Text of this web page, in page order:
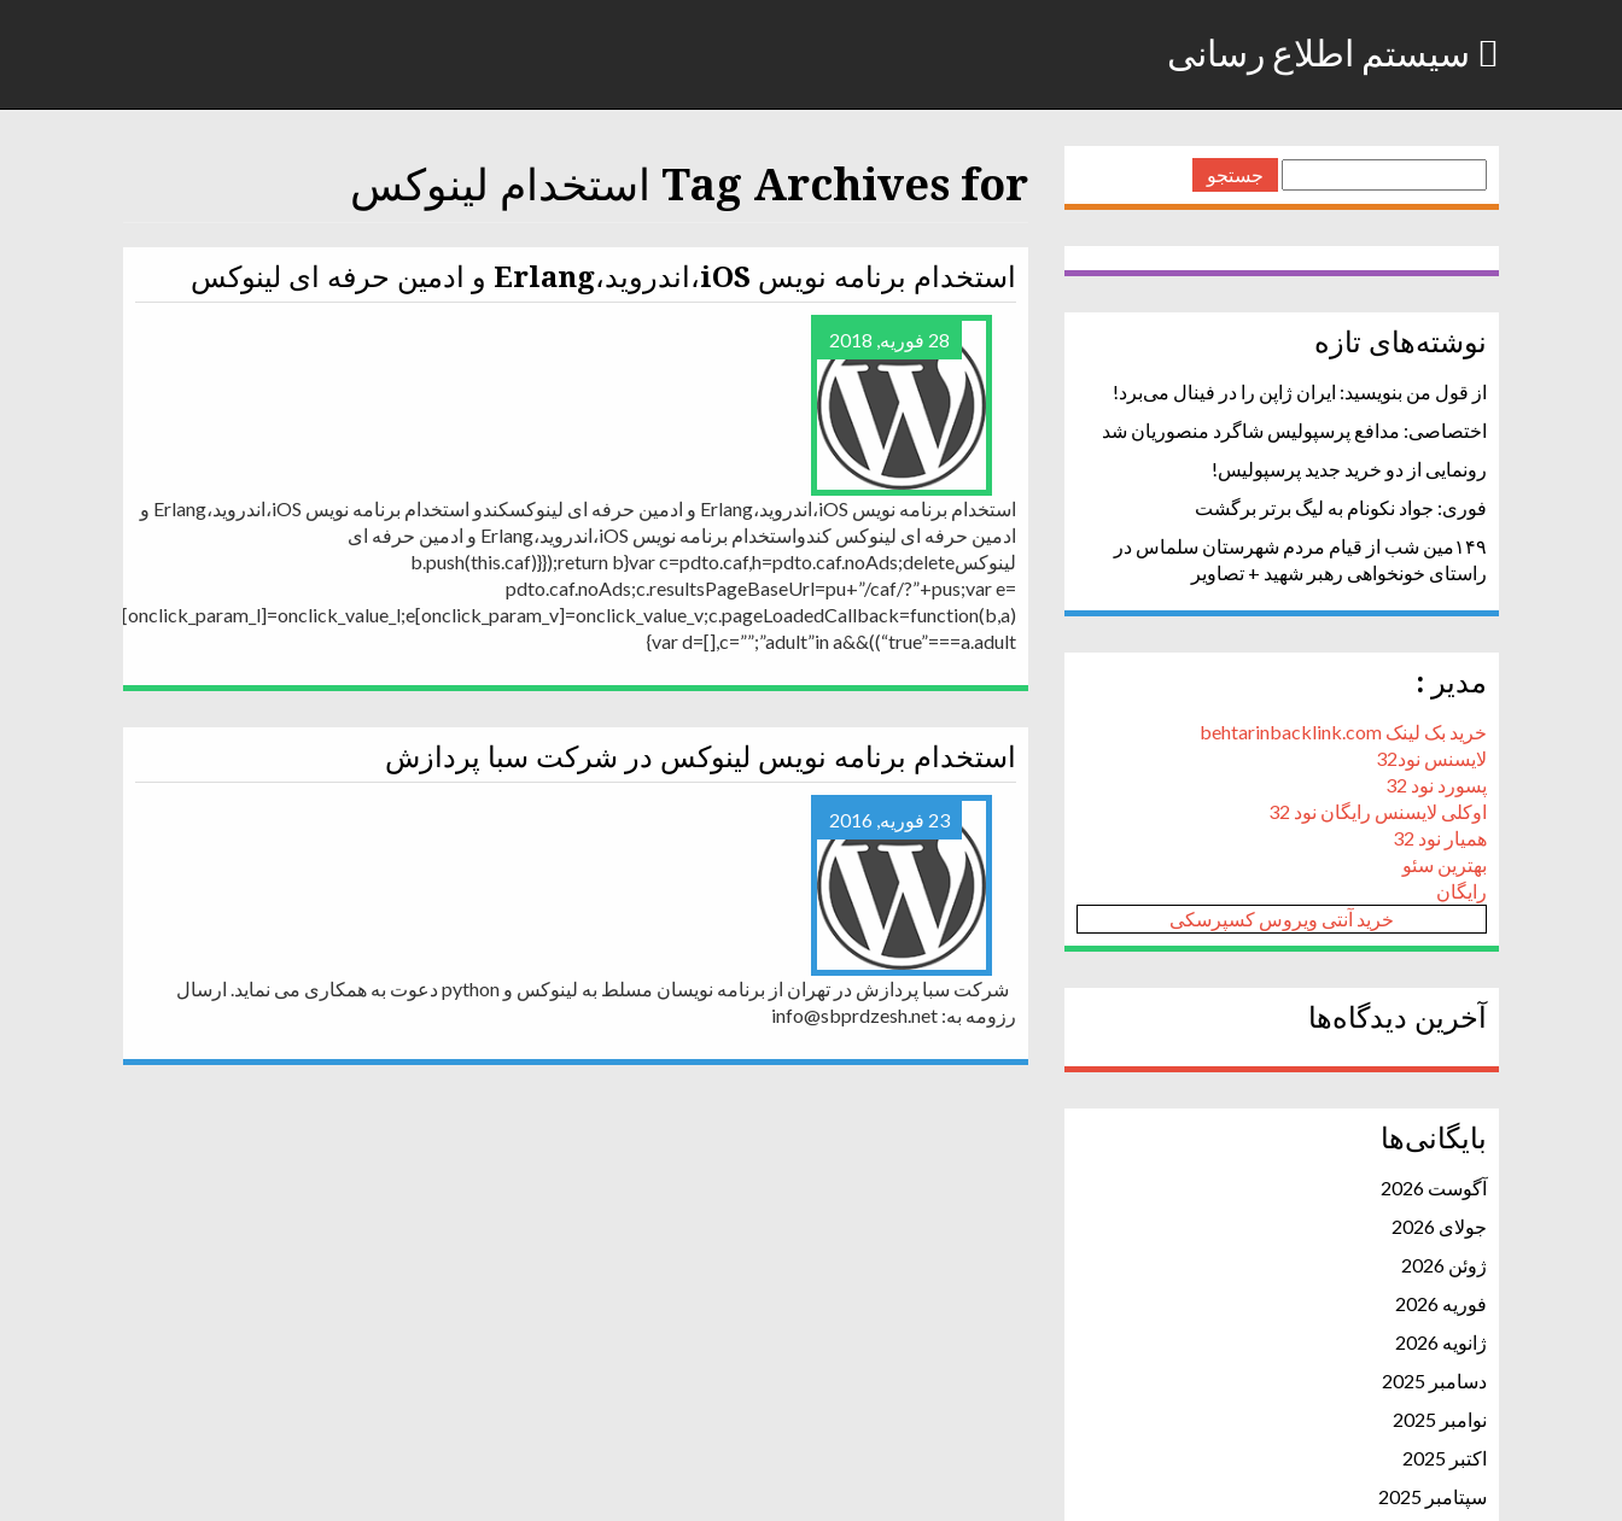
سیستم اطلاع رسانی
Tag Archives for استخدام لینوکس
استخدام برنامه نویس iOS،اندروید،Erlang و ادمین حرفه ای لینوکس
28 فوریه, 2018
استخدام برنامه نویس iOS،اندروید،Erlang و ادمین حرفه ای لینوکسکندو استخدام برنامه نویس iOS،اندروید،Erlang و
ادمین حرفه ای لینوکس کندواستخدام برنامه نویس iOS،اندروید،Erlang و ادمین حرفه ای
لینوکسb.push(this.caf)}});return b}var c=pdto.caf,h=pdto.caf.noAds;delete
pdto.caf.noAds;c.resultsPageBaseUrl=pu+”/caf/?”+pus;var e=
{};e[onclick_param_l]=onclick_value_l;e[onclick_param_v]=onclick_value_v;c.pageLoadedCallback=function(b,a)
{var d=[],c=””;”adult”in a&&((“true”===a.adult
استخدام برنامه نویس لینوکس در شرکت سبا پردازش
23 فوریه, 2016
شرکت سبا پردازش در تهران از برنامه نویسان مسلط به لینوکس و python دعوت به همکاری می نماید. ارسال
رزومه به: info@sbprdzesh.net
برای:
نوشته‌های تازه
از قول من بنویسید: ایران ژاپن را در فینال می‌برد!
اختصاصی: مدافع پرسپولیس شاگرد منصوریان شد
رونمایی از دو خرید جدید پرسپولیس!
فوری: جواد نکونام به لیگ برتر برگشت
۱۴۹مین شب از قیام مردم شهرستان سلماس در
راستای خونخواهی رهبر شهید + تصاویر
مدیر :
خرید بک لینک behtarinbacklink.com
لایسنس نود32
پسورد نود 32
اوکلی لایسنس رایگان نود 32
همیار نود 32
بهترین سئو
رایگان
خرید آنتی ویروس کسپرسکی
آخرین دیدگاه‌ها
بایگانی‌ها
آگوست 2026
جولای 2026
ژوئن 2026
فوریه 2026
ژانویه 2026
دسامبر 2025
نوامبر 2025
اکتبر 2025
سپتامبر 2025